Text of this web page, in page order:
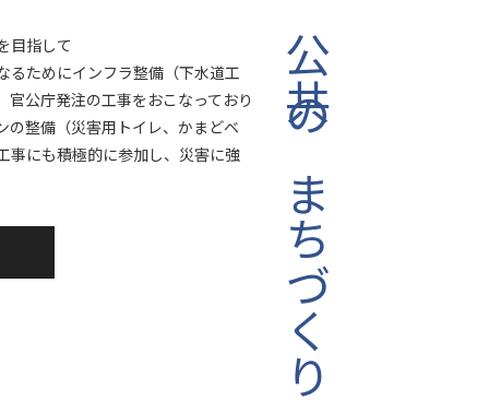
公共のまちづくり
目指して
るためにインフラ整備（下水道工
公庁発注の工事をおこなっており
の整備（災害用トイレ、かまどベ
事にも積極的に参加し、災害に強